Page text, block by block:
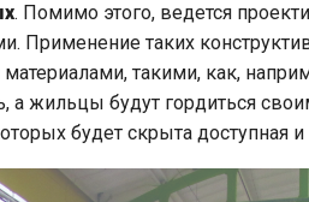
. Помимо этого, ведется
Применение таких
такими, как,
а жильцы будут гордиться
будет скрыта доступная и